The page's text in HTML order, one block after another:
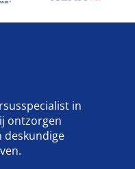
in
ontzorgen
deskundige